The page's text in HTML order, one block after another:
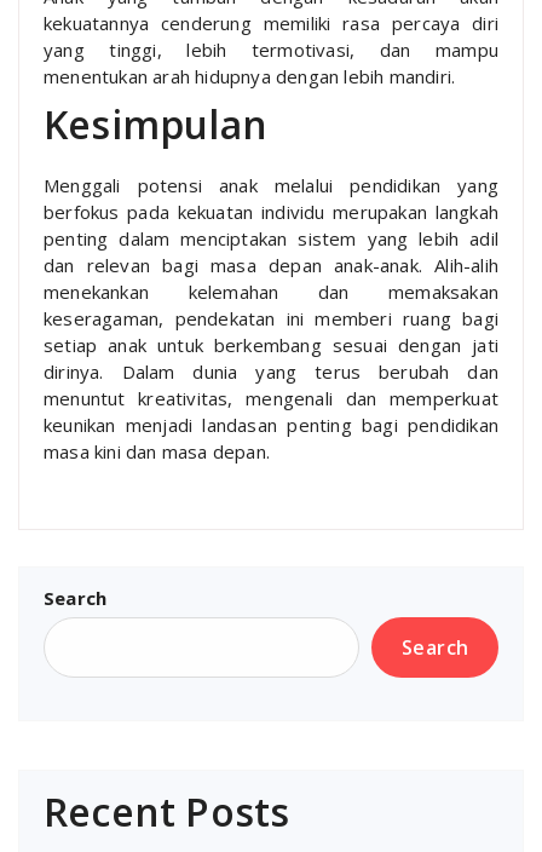
kekuatannya cenderung memiliki rasa percaya diri
yang tinggi, lebih termotivasi, dan mampu
menentukan arah hidupnya dengan lebih mandiri.
Kesimpulan
Menggali potensi anak melalui pendidikan yang
berfokus pada kekuatan individu merupakan langkah
penting dalam menciptakan sistem yang lebih adil
dan relevan bagi masa depan anak-anak. Alih-alih
menekankan kelemahan dan memaksakan
keseragaman, pendekatan ini memberi ruang bagi
setiap anak untuk berkembang sesuai dengan jati
dirinya. Dalam dunia yang terus berubah dan
menuntut kreativitas, mengenali dan memperkuat
keunikan menjadi landasan penting bagi pendidikan
masa kini dan masa depan.
Search
Search
Recent Posts